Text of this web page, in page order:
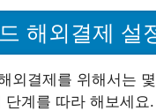
해외결제 설
외결제를 위해서는
단계를 따라 해보세요.